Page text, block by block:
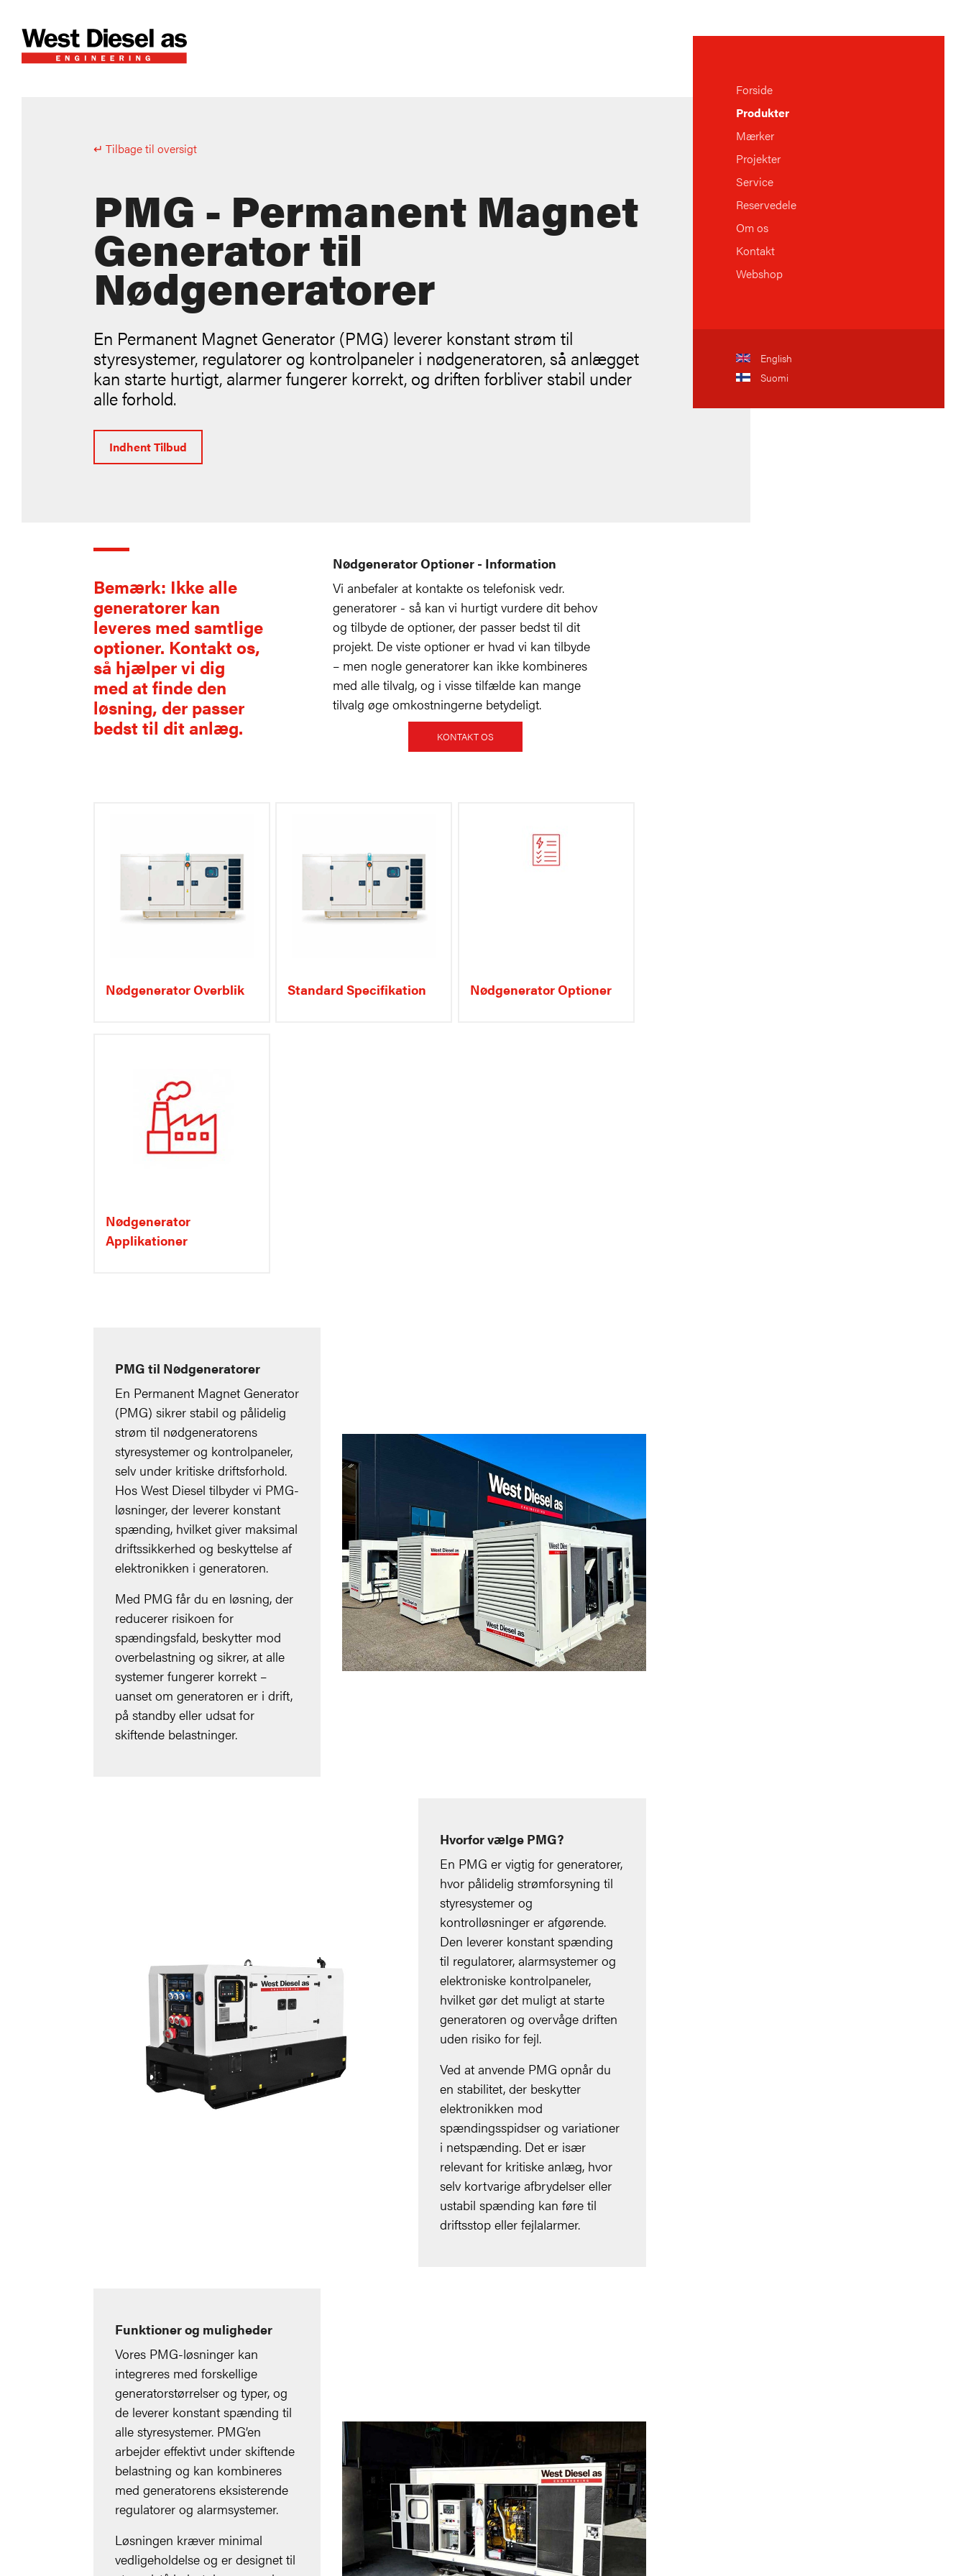
Forside
Produkter
Mærker
Projekter
Service
Reservedele
Om os
Kontakt
Webshop
English
Suomi
↵ Tilbage til oversigt
PMG - Permanent Magnet
Generator til
Nødgeneratorer
En Permanent Magnet Generator (PMG) leverer konstant strøm til
styresystemer, regulatorer og kontrolpaneler i nødgeneratoren, så anlægget
kan starte hurtigt, alarmer fungerer korrekt, og driften forbliver stabil under
alle forhold.
Indhent Tilbud
Bemærk: Ikke alle
generatorer kan
leveres med samtlige
optioner. Kontakt os,
så hjælper vi dig
med at finde den
løsning, der passer
bedst til dit anlæg.
Nødgenerator Optioner - Information
Vi anbefaler at kontakte os telefonisk vedr.
generatorer - så kan vi hurtigt vurdere dit behov
og tilbyde de optioner, der passer bedst til dit
projekt. De viste optioner er hvad vi kan tilbyde
– men nogle generatorer kan ikke kombineres
med alle tilvalg, og i visse tilfælde kan mange
tilvalg øge omkostningerne betydeligt.
KONTAKT OS
Nødgenerator Overblik Standard Specifikation Nødgenerator Optioner
Nødgenerator
Applikationer
PMG til Nødgeneratorer
En Permanent Magnet Generator
(PMG) sikrer stabil og pålidelig
strøm til nødgeneratorens
styresystemer og kontrolpaneler,
selv under kritiske driftsforhold.
Hos West Diesel tilbyder vi PMG-
løsninger, der leverer konstant
spænding, hvilket giver maksimal
driftssikkerhed og beskyttelse af
elektronikken i generatoren.
Med PMG får du en løsning, der
reducerer risikoen for
spændingsfald, beskytter mod
overbelastning og sikrer, at alle
systemer fungerer korrekt –
uanset om generatoren er i drift,
på standby eller udsat for
skiftende belastninger.
Hvorfor vælge PMG?
En PMG er vigtig for generatorer,
hvor pålidelig strømforsyning til
styresystemer og
kontrolløsninger er afgørende.
Den leverer konstant spænding
til regulatorer, alarmsystemer og
elektroniske kontrolpaneler,
hvilket gør det muligt at starte
generatoren og overvåge driften
uden risiko for fejl.
Ved at anvende PMG opnår du
en stabilitet, der beskytter
elektronikken mod
spændingsspidser og variationer
i netspænding. Det er især
relevant for kritiske anlæg, hvor
selv kortvarige afbrydelser eller
ustabil spænding kan føre til
driftsstop eller fejlalarmer.
Funktioner og muligheder
Vores PMG-løsninger kan
integreres med forskellige
generatorstørrelser og typer, og
de leverer konstant spænding til
alle styresystemer. PMG’en
arbejder effektivt under skiftende
belastning og kan kombineres
med generatorens eksisterende
regulatorer og alarmsystemer.
Løsningen kræver minimal
vedligeholdelse og er designet til